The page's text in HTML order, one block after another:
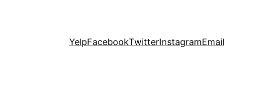
YelpFacebookTwitterInstagramEmail